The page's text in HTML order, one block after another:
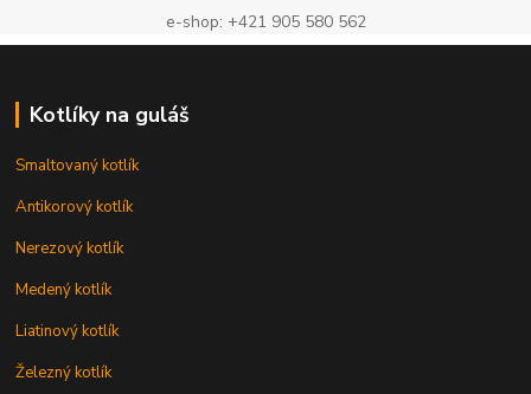
e-shop: +421 905 580 562
Kotlíky na guláš
Smaltovaný kotlík
Antikorový kotlík
Nerezový kotlík
Medený kotlík
Liatinový kotlík
Železný kotlík